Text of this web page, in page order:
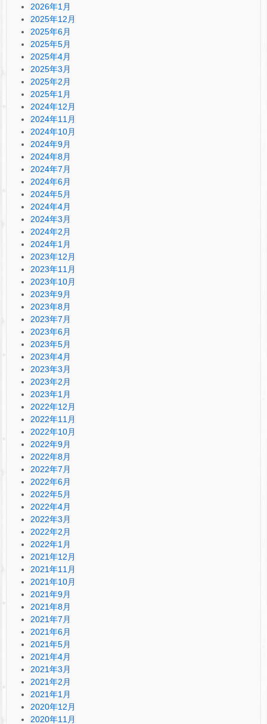
2026年1月
2025年12月
2025年6月
2025年5月
2025年4月
2025年3月
2025年2月
2025年1月
2024年12月
2024年11月
2024年10月
2024年9月
2024年8月
2024年7月
2024年6月
2024年5月
2024年4月
2024年3月
2024年2月
2024年1月
2023年12月
2023年11月
2023年10月
2023年9月
2023年8月
2023年7月
2023年6月
2023年5月
2023年4月
2023年3月
2023年2月
2023年1月
2022年12月
2022年11月
2022年10月
2022年9月
2022年8月
2022年7月
2022年6月
2022年5月
2022年4月
2022年3月
2022年2月
2022年1月
2021年12月
2021年11月
2021年10月
2021年9月
2021年8月
2021年7月
2021年6月
2021年5月
2021年4月
2021年3月
2021年2月
2021年1月
2020年12月
2020年11月